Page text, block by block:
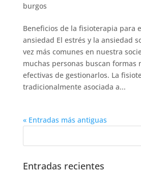
burgos
Beneficios de la fisioterapia para
ansiedad El estrés y la ansiedad
vez más comunes en nuestra
muchas personas buscan formas
efectivas de gestionarlos. La
tradicionalmente asociada a...
« Entradas más antiguas
Entradas recientes